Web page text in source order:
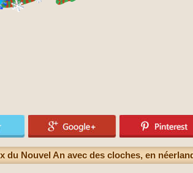
du Nouvel An avec des cloches, en